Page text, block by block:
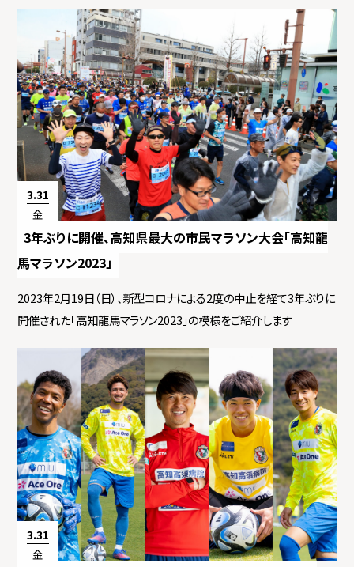
3.31
金
3年ぶりに開催、高知県最大の市民マラソン大会「高知龍
馬マラソン2023」
2023年2月19日（日）、新型コロナによる2度の中止を経て3年ぶりに
開催された「高知龍馬マラソン2023」の模様をご紹介します
3.31
金